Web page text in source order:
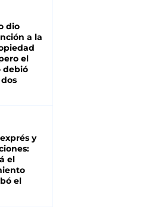
dio
a la
el
debió
y
el
el